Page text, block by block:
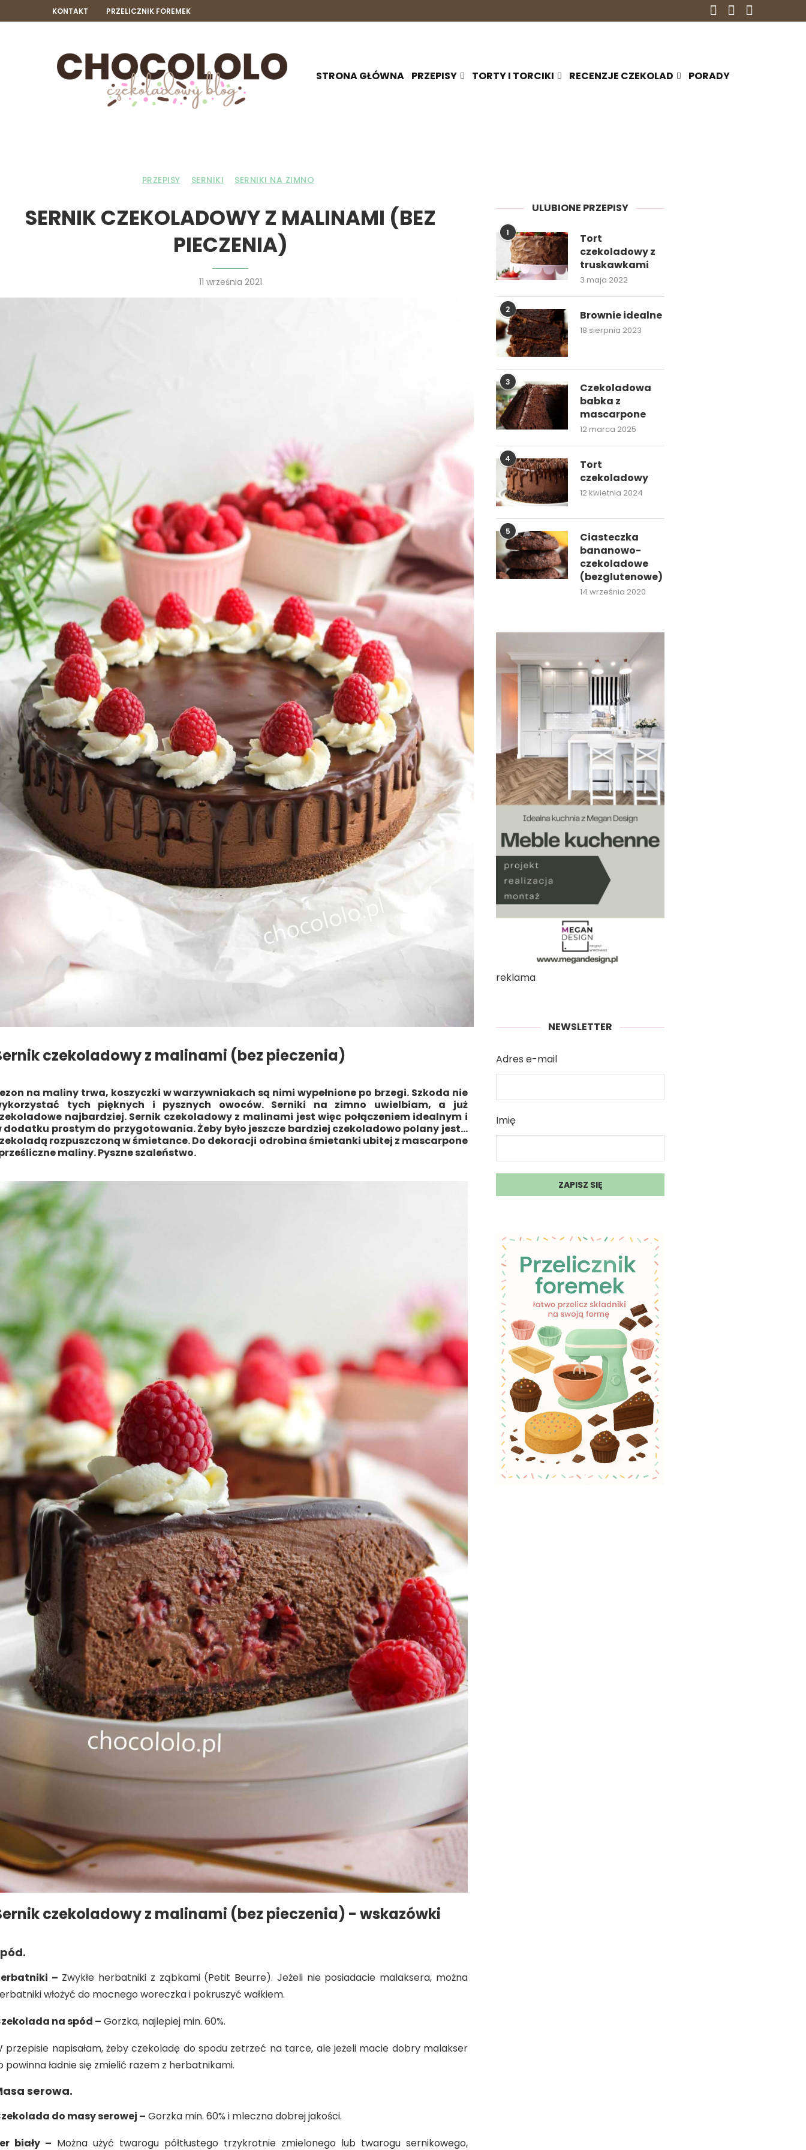
KONTAKT PRZELICZNIK FOREMEK
STRONA GŁÓWNA PRZEPISY TORTY I TORCIKI RECENZJE CZEKOLAD PORADY
PRZEPISY SERNIKI SERNIKI NA ZIMNO
SERNIK CZEKOLADOWY Z MALINAMI (BEZ
PIECZENIA)
11 września 2021
czekoladowy z malinami (bez pieczenia)
na maliny trwa, koszyczki w warzywniakach są nimi wypełnione po brzegi. Szkoda nie
tych pięknych i pysznych owoców. Serniki na zimno uwielbiam, a już
najbardziej. Sernik czekoladowy z malinami jest więc połączeniem idealnym i
dodatku prostym do przygotowania. Żeby było jeszcze bardziej czekoladowo polany jest…
rozpuszczoną w śmietance. Do dekoracji odrobina śmietanki ubitej z mascarpone
maliny. Pyszne szaleństwo.
czekoladowy z malinami (bez pieczenia) - wskazówki
– Zwykłe herbatniki z ząbkami (Petit Beurre). Jeżeli nie posiadacie malaksera, można
włożyć do mocnego woreczka i pokruszyć wałkiem.
na spód – Gorzka, najlepiej min. 60%.
przepisie napisałam, żeby czekoladę do spodu zetrzeć na tarce, ale jeżeli macie dobry malakser
powinna ładnie się zmielić razem z herbatnikami.
serowa.
do masy serowej – Gorzka min. 60% i mleczna dobrej jakości.
biały – Można użyć twarogu półtłustego trzykrotnie zmielonego lub twarogu sernikowego,
ULUBIONE PRZEPISY
1
Tort
czekoladowy z
truskawkami
3 maja 2022
2 Brownie idealne
18 sierpnia 2023
3
Czekoladowa
babka z
mascarpone
12 marca 2025
4
Tort
czekoladowy
12 kwietnia 2024
5
Ciasteczka
bananowo-
czekoladowe
(bezglutenowe)
14 września 2020
reklama
NEWSLETTER
Adres e-mail
Imię